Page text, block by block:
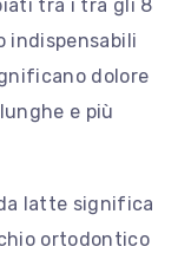
tra i tra gli 8
indispensabili
dolore
e più
latte significa
ortodontico